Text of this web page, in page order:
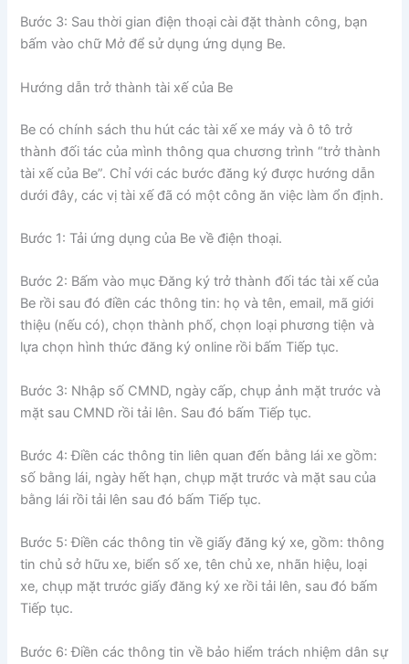
Bước 3: Sau thời gian điện thoại cài đặt thành công, bạn
bấm vào chữ Mở để sử dụng ứng dụng Be.
Hướng dẫn trở thành tài xế của Be
Be có chính sách thu hút các tài xế xe máy và ô tô trở
thành đối tác của mình thông qua chương trình “trở thành
tài xế của Be”. Chỉ với các bước đăng ký được hướng dẫn
dưới đây, các vị tài xế đã có một công ăn việc làm ổn định.
Bước 1: Tải ứng dụng của Be về điện thoại.
Bước 2: Bấm vào mục Đăng ký trở thành đối tác tài xế của
Be rồi sau đó điền các thông tin: họ và tên, email, mã giới
thiệu (nếu có), chọn thành phố, chọn loại phương tiện và
lựa chọn hình thức đăng ký online rồi bấm Tiếp tục.
Bước 3: Nhập số CMND, ngày cấp, chụp ảnh mặt trước và
mặt sau CMND rồi tải lên. Sau đó bấm Tiếp tục.
Bước 4: Điền các thông tin liên quan đến bằng lái xe gồm:
số bằng lái, ngày hết hạn, chụp mặt trước và mặt sau của
bằng lái rồi tải lên sau đó bấm Tiếp tục.
Bước 5: Điền các thông tin về giấy đăng ký xe, gồm: thông
tin chủ sở hữu xe, biển số xe, tên chủ xe, nhãn hiệu, loại
xe, chụp mặt trước giấy đăng ký xe rồi tải lên, sau đó bấm
Tiếp tục.
Bước 6: Điền các thông tin về bảo hiểm trách nhiệm dân sự